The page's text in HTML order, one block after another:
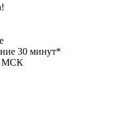
30 минут*
МСК